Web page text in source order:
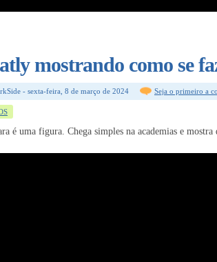
mostrando como se
- sexta-feira, 8 de março de 2024 Seja o primeiro a
é uma figura. Chega simples na academias e